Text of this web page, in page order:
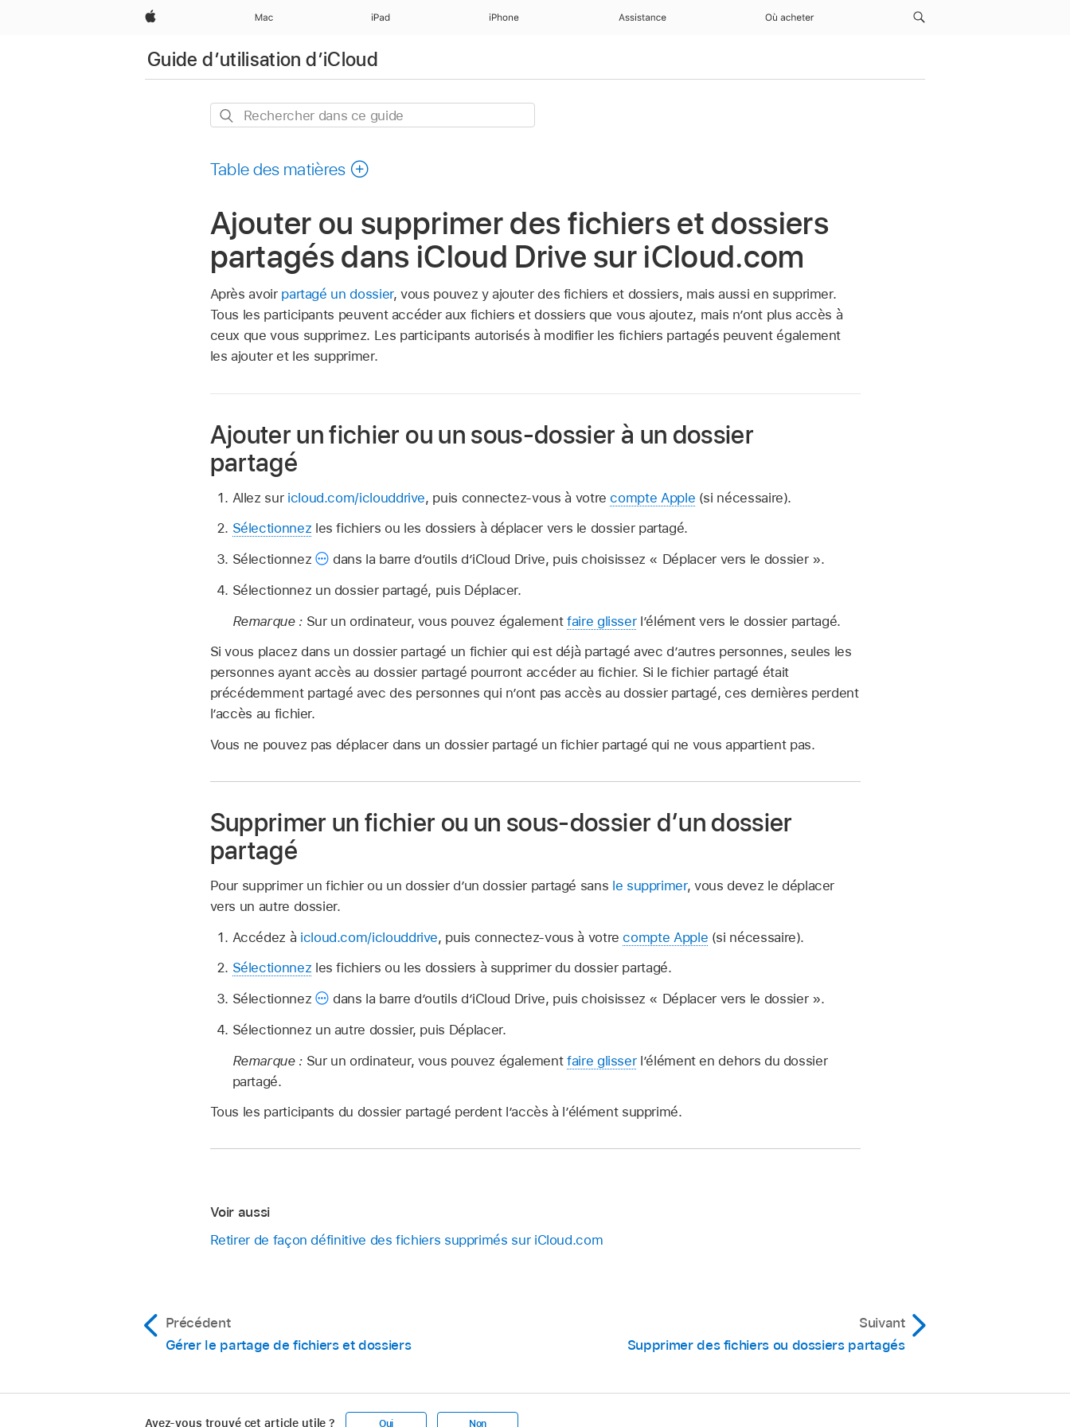
Apple Mac iPad iPhone Assistance Où acheter
Guide d’utilisation d’iCloud
Rechercher
guide
Table des matières
Ajouter ou supprimer des fichiers et dossiers
partagés dans iCloud Drive sur iCloud.com
Après avoir partagé un dossier, vous pouvez y ajouter des fichiers et dossiers, mais aussi en supprimer.
Tous les participants peuvent accéder aux fichiers et dossiers que vous ajoutez, mais n’ont plus accès à
ceux que vous supprimez. Les participants autorisés à modifier les fichiers partagés peuvent également
les ajouter et les supprimer.
Ajouter un fichier ou un sous‑dossier à un dossier
partagé
Allez sur icloud.com/iclouddrive, puis connectez-vous à votrecompte Apple (si nécessaire).
Sélectionnez les fichiers ou les dossiers à déplacer vers le dossier partagé.
Sélectionnez
dans la barre d’outils d’iCloud Drive, puis choisissez « Déplacer vers le dossier ».
Sélectionnez un dossier partagé, puis Déplacer.
Remarque : Sur un ordinateur, vous pouvez également faire glisserl’élément vers le dossier partagé.
Si vous placez dans un dossier partagé un fichier qui est déjà partagé avec d’autres personnes, seules les
personnes ayant accès au dossier partagé pourront accéder au fichier. Si le fichier partagé était
précédemment partagé avec des personnes qui n’ont pas accès au dossier partagé, ces dernières perdent
l’accès au fichier.
Vous ne pouvez pas déplacer dans un dossier partagé un fichier partagé qui ne vous appartient pas.
Supprimer un fichier ou un sous‑dossier d’un dossier
partagé
Pour supprimer un fichier ou un dossier d’un dossier partagé sans le supprimer, vous devez le déplacer
vers un autre dossier.
Accédez à icloud.com/iclouddrive, puis connectez-vous à votrecompte Apple (si nécessaire).
Sélectionnez les fichiers ou les dossiers à supprimer du dossier partagé.
Sélectionnez
dans la barre d’outils d’iCloud Drive, puis choisissez « Déplacer vers le dossier ».
Sélectionnez un autre dossier, puis Déplacer.
Remarque : Sur un ordinateur, vous pouvez également faire glisserl’élément en dehors du dossier
partagé.
Tous les participants du dossier partagé perdent l’accès à l’élément supprimé.
Voir aussi
Retirer de façon définitive des fichiers supprimés sur iCloud.com
Précédent
Gérer le partage de fichiers et dossiers
Suivant
Supprimer des fichiers ou dossiers partagés
Avez-vous trouvé cet article utile ? Oui Non